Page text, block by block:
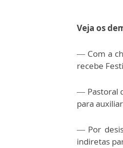
Veja os
— Com a
recebe
— Pastoral
para
— Por
indiretas